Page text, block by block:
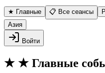
★ Главные 📋 Все сеансы
Азия
Войти
★ ★ Главные